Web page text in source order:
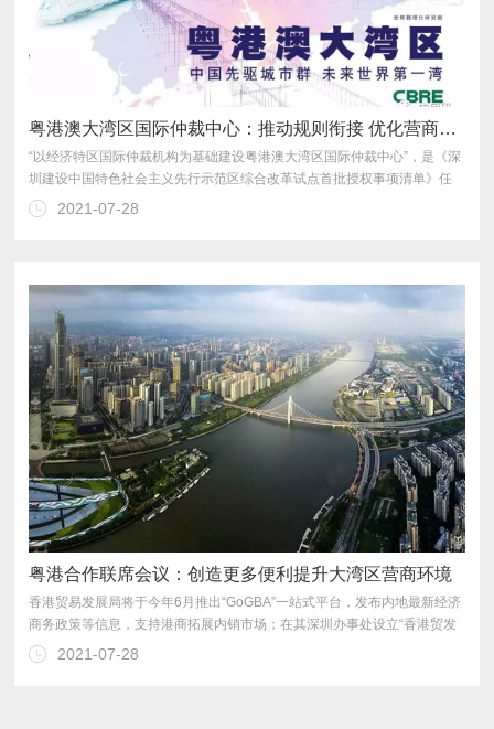
粤港澳大湾区国际仲裁中心：推动规则衔接 优化营商环境
实推进各项工作，已取得阶段性进展。
2021-07-28
粤港合作联席会议：创造更多便利提升大湾区营商环境
2021-07-28